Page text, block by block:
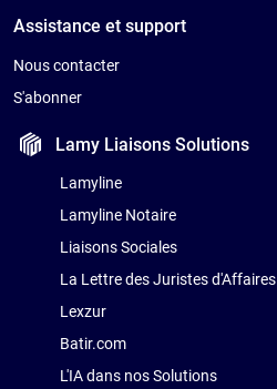
Assistance et support
Nous contacter
S'abonner
Lamy LiaisonsSolutions
Lamyline
Lamyline Notaire
Liaisons Sociales
La Lettre des Juristes d'Affaires
Lexzur
Batir.com
L'IA dans nos Solutions